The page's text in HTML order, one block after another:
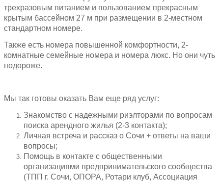
трехразовым питанием и пользованием прекрасным
крытым бассейном 27 м при размещении в 2-местном
стандартном номере.
Также есть номера повышенной комфортности, 2-
комнатные семейные номера и номера люкс. Но они чуть
подороже.
Мы так готовы оказать Вам еще ряд услуг:
Знакомство с надежными риэлторами по вопросам
поиска арендного жилья (2-3 контакта);
Личная встреча и рассказ о Сочи + ответы на ваши
вопросы;
Помощь в контакте с общественными
организациями предпринимательского сообщества
(ТПП г. Сочи, ОПОРА, Ротари клуб, Ассоциация